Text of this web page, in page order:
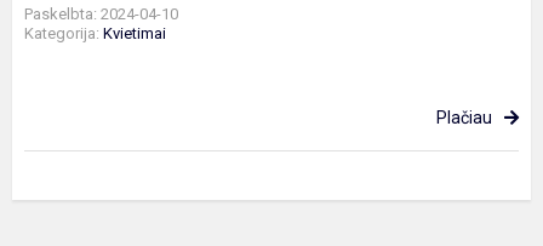
Paskelbta: 2024-04-10
Kategorija: Kvietimai
Plačiau